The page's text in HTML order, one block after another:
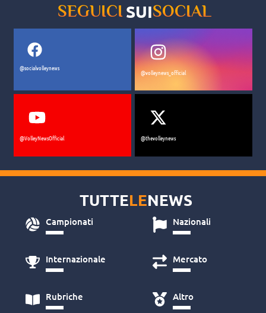
SEGUICI SUISOCIAL
@socialvolleynews
@volleynews_official
@VolleyNewsOfficial @thevolleynews
TUTTELENEWS
Campionati Nazionali
Internazionale Mercato
Rubriche Altro